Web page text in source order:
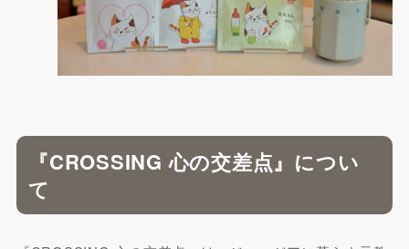
『CROSSING 心の交差点』につい
て